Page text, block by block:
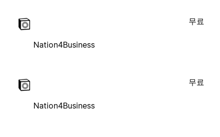
Nation4Business
무료
Nation4Business
무료